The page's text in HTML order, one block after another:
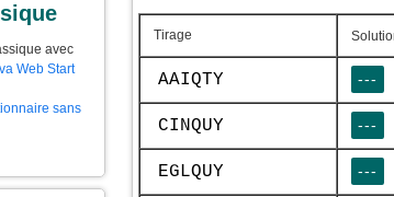
avec
Web Start
sans
Tirage
AAIQTY ---
CINQUY ---
EGLQUY ---